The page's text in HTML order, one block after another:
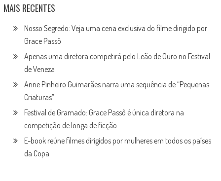
MAIS RECENTES
Nosso Segredo: Veja uma cena exclusiva do filme dirigido por
Grace Passô
Apenas uma diretora competirá pelo Leão de Ouro no Festival
de Veneza
Anne Pinheiro Guimarães narra uma sequência de “Pequenas
Criaturas”
Festival de Gramado: Grace Passô é única diretora na
competição de longa de ficção
E-book reúne filmes dirigidos por mulheres em todos os países
da Copa